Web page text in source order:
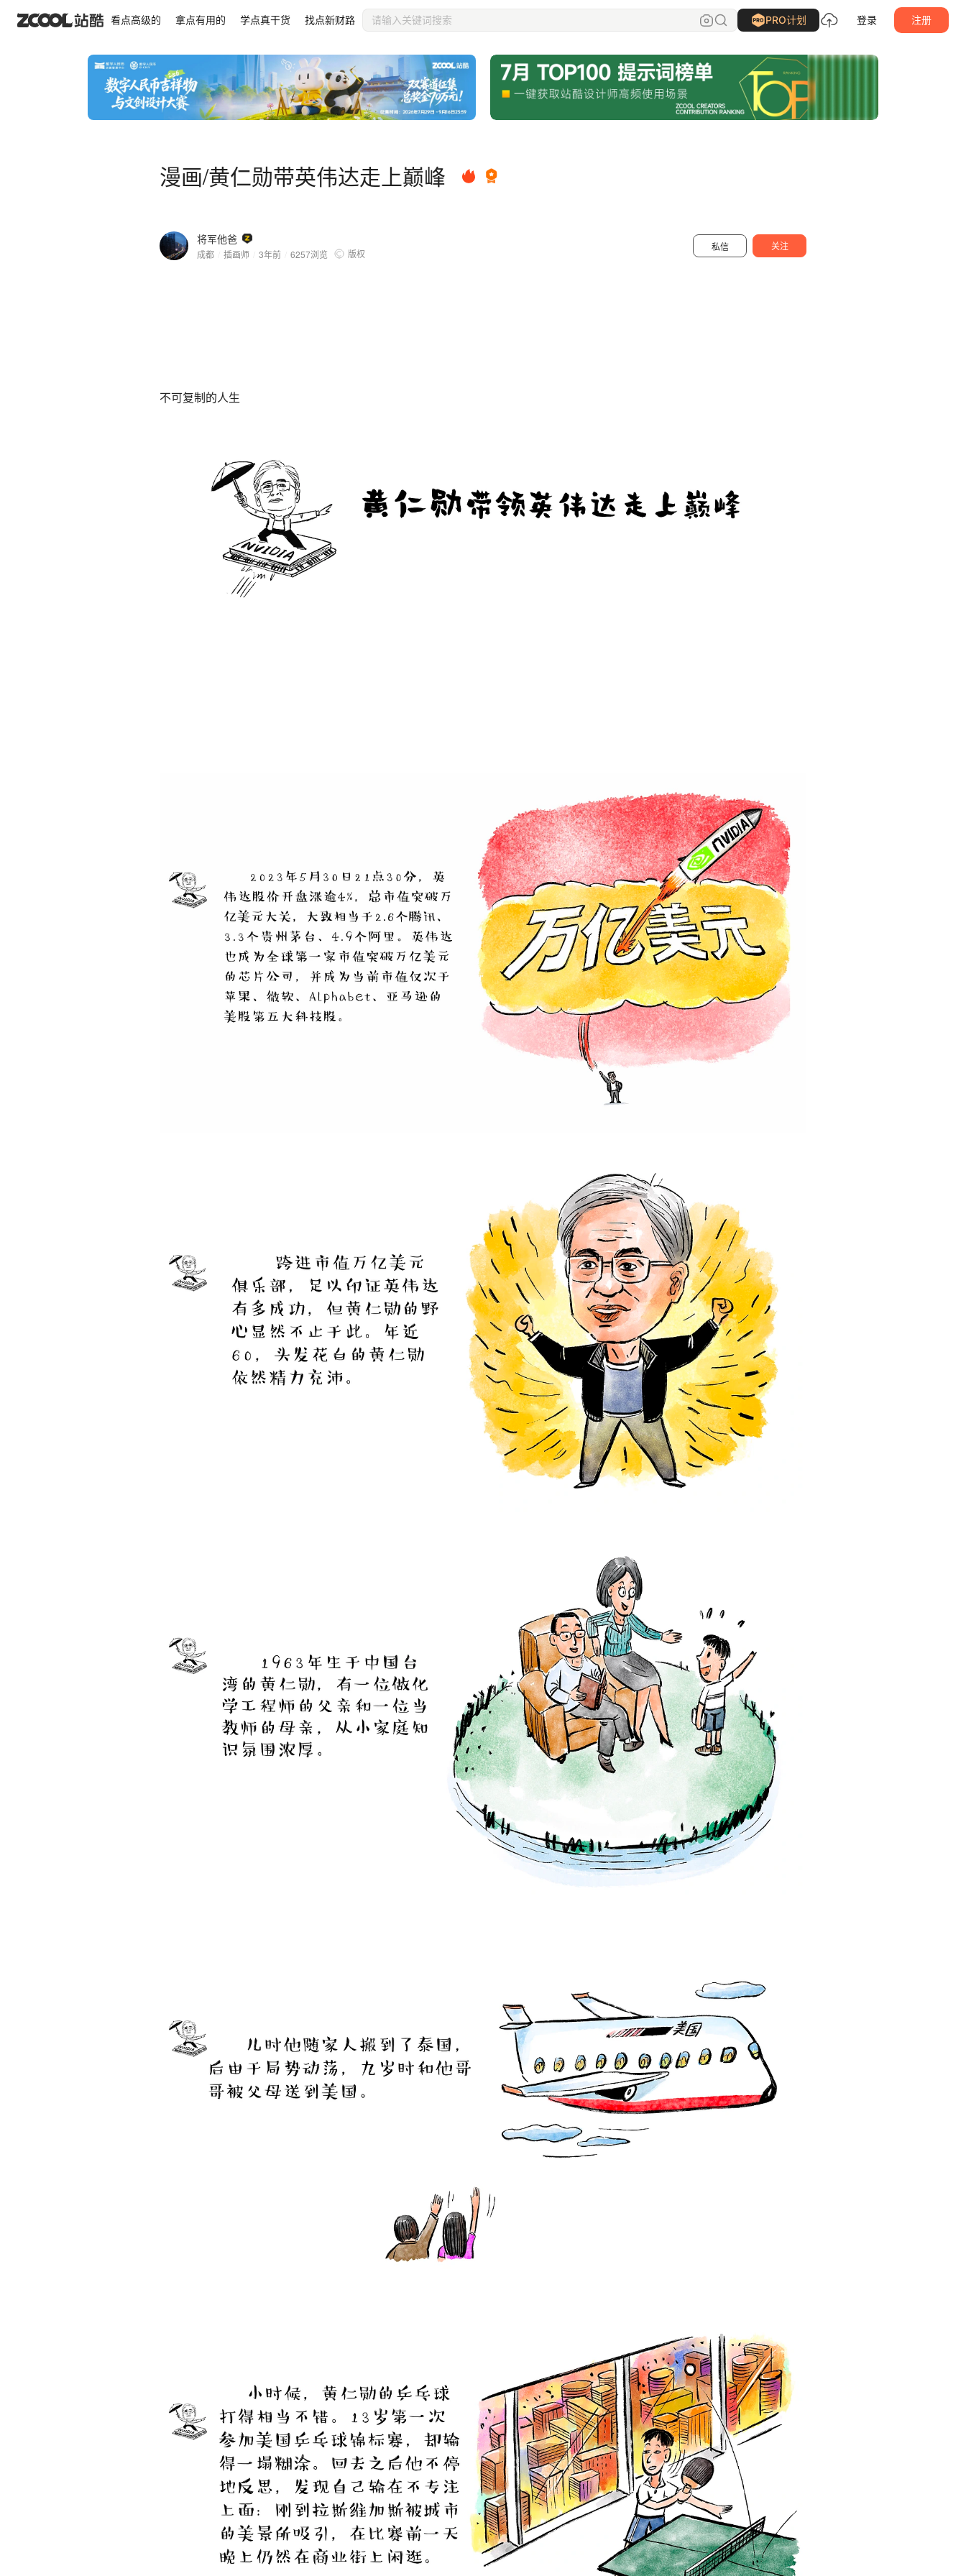
看点高级的 拿点有用的 学点真干货 找点新财路 PRO计划 登录 注册
漫画/黄仁勋带英伟达走上巅峰
将军他爸
成都 插画师 3年前 6257浏览 版权
私信 关注
漫画/黄仁勋带英伟达走上巅峰 将军他爸 关注
不可复制的人生